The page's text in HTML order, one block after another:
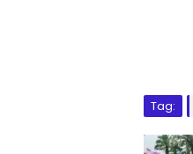
Tag: